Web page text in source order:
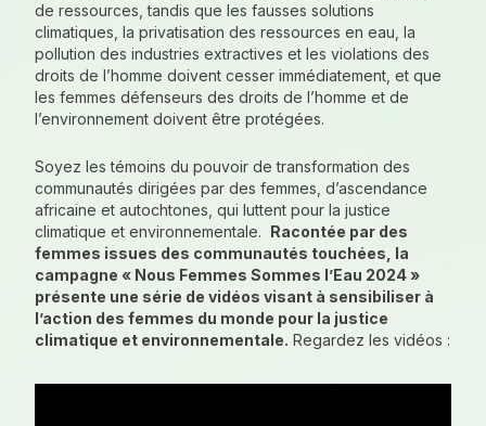
de ressources, tandis que les fausses solutions
climatiques, la privatisation des ressources en eau, la
pollution des industries extractives et les violations des
droits de l’homme doivent cesser immédiatement, et que
les femmes défenseurs des droits de l’homme et de
l’environnement doivent être protégées.
Soyez les témoins du pouvoir de transformation des
communautés dirigées par des femmes, d’ascendance
africaine et autochtones, qui luttent pour la justice
climatique et environnementale. Racontée par des
femmes issues des communautés touchées, la
campagne « Nous Femmes Sommes l’Eau 2024 »
présente une série de vidéos visant à sensibiliser à
l’action des femmes du monde pour la justice
climatique et environnementale. Regardez les vidéos :